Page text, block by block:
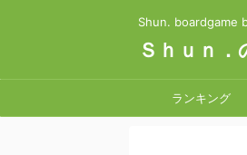
Shun. boardgame
Ｓｈｕｎ
ランキング